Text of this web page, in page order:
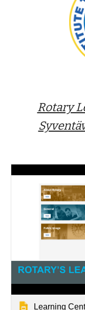
Rotary
Learning